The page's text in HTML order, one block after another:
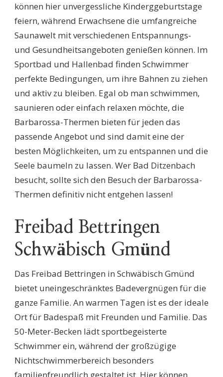
können hier unvergessliche Kinderggeburtstage
feiern, während Erwachsene die umfangreiche
Saunawelt mit verschiedenen Entspannungs-
und Gesundheitsangeboten genießen können. Im
Sportbad und Hallenbad finden Schwimmer
perfekte Bedingungen, um ihre Bahnen zu ziehen
und aktiv zu bleiben. Egal ob man schwimmen,
saunieren oder einfach relaxen möchte, die
Barbarossa-Thermen bieten für jeden das
passende Angebot und sind damit eine der
besten Möglichkeiten, um zu entspannen und die
Seele baumeln zu lassen. Wer Bad Ditzenbach
besucht, sollte sich den Besuch der Barbarossa-
Thermen definitiv nicht entgehen lassen!
Freibad Bettringen
Schwäbisch Gmünd
Das Freibad Bettringen in Schwäbisch Gmünd
bietet uneingeschränktes Badevergnügen für die
ganze Familie. An warmen Tagen ist es der ideale
Ort für Badespaß mit Freunden und Familie. Das
50-Meter-Becken lädt sportbegeisterte
Schwimmer ein, während der großzügige
Nichtschwimmerbereich besonders
familienfreundlich gestaltet ist. Hier können